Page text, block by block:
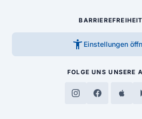
BARRIEREFREIHEIT
accessibility_new Einstellungen
FOLGE UNS UNSERE